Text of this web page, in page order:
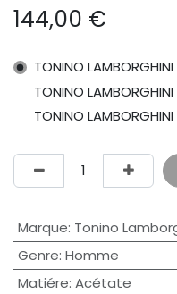
144,00 €
TONINO
TONINO
TONINO
Marque: Tonino
Genre: Homme
Matiére: Acétate